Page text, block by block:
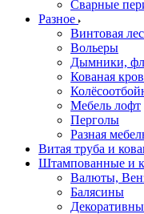
Сварные
Разное
Винтовая
Вольеры
Дымники,
Кованая
Мебель лофт
Перголы
Разная
Витая труба и
Штампованные и
Валюты,
Балясины